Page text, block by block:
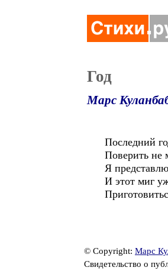
Год
Марс
Последний
Поверить не
Я
И этот миг
© Copyright: Марс
Свидетельство о